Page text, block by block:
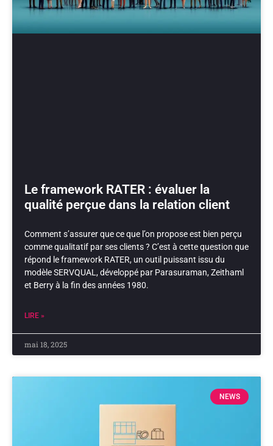
Le framework RATER : évaluer la
qualité perçue dans la relation client
Comment s’assurer que ce que l’on propose est bien perçu
comme qualitatif par ses clients ? C’est à cette question que
répond le framework RATER, un outil puissant issu du
modèle SERVQUAL, développé par Parasuraman, Zeithaml
et Berry à la fin des années 1980.
LIRE »
mai 18, 2025
NEWS